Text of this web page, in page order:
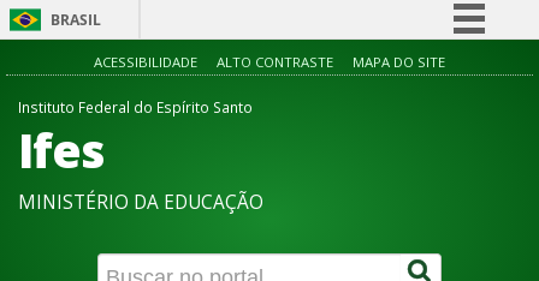
BRASIL
Simplifique!
Canais
ACESSIBILIDADE ALTO CONTRASTE MAPA DO SITE
Instituto Federal do Espírito Santo
Ifes
MINISTÉRIO DA EDUCAÇÃO